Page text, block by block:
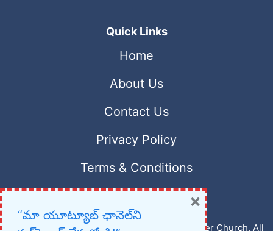
Quick Links
Home
About Us
Contact Us
Privacy Policy
Terms & Conditions
Copyright © 2023 – 2026 New Christian Prayer Church. All
“మా యూట్యూబ్ ఛానెల్‌ని
×